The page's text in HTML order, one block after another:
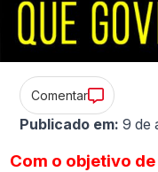
Comentar
Publicado em: 9 de
Com o objetivo